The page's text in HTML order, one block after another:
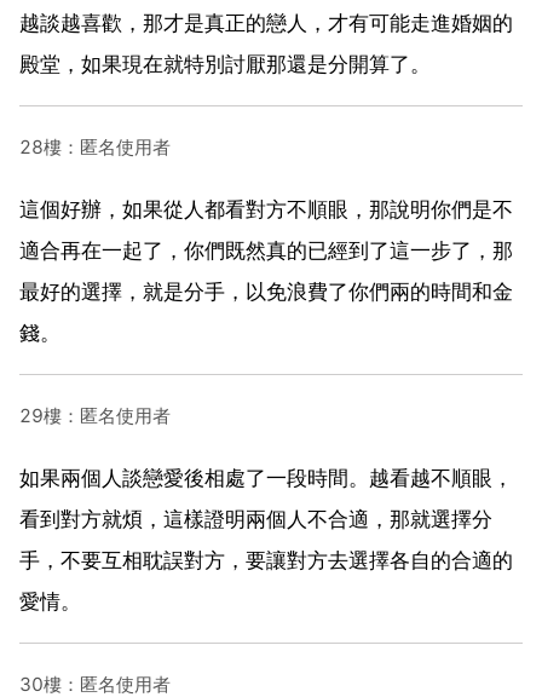
越談越喜歡，那才是真正的戀人，才有可能走進婚姻的
殿堂，如果現在就特別討厭那還是分開算了。
28樓：匿名使用者
這個好辦，如果從人都看對方不順眼，那說明你們是不
適合再在一起了，你們既然真的已經到了這一步了，那
最好的選擇，就是分手，以免浪費了你們兩的時間和金
錢。
29樓：匿名使用者
如果兩個人談戀愛後相處了一段時間。越看越不順眼，
看到對方就煩，這樣證明兩個人不合適，那就選擇分
手，不要互相耽誤對方，要讓對方去選擇各自的合適的
愛情。
30樓：匿名使用者